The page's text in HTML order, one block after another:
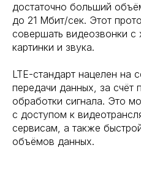
достаточно больший
до 21 Мбит/сек. Этот
совершать видеозвонки
картинки и звука.
LTE-стандарт нацелен на
передачи данных, за счёт
обработки сигнала. Это
с доступом к
сервисам, а также
объёмов данных.